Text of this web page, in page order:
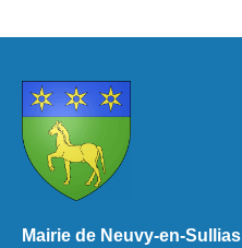
Mairie de Neuvy-en-Sullias